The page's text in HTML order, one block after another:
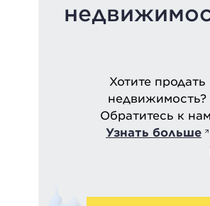
Хотите продать
недвижимость?
Обратитесь к
Узнать больше